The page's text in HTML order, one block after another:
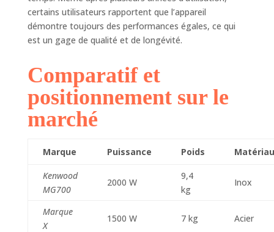
certains utilisateurs rapportent que l’appareil
démontre toujours des performances égales, ce qui
est un gage de qualité et de longévité.
Comparatif et
positionnement sur le
marché
Marque Puissance Poids Matériau
Kenwood
MG700
2000 W
9,4
kg
Inox
Marque
X
1500 W 7 kg Acier